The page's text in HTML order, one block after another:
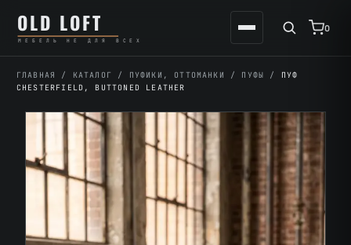
содержимому
содержимому
OLD LOFT
МЕБЕЛЬ НЕ ДЛЯ ВСЕХ
0
ГЛАВНАЯ / КАТАЛОГ / ПУФИКИ, ОТТОМАНКИ / ПУФЫ / ПУФ
CHESTERFIELD, BUTTONED LEATHER